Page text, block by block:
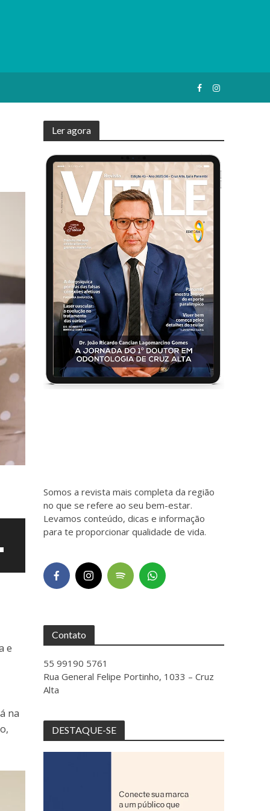
e
na
Ler agora
Somos a revista mais completa da região
no que se refere ao seu bem-estar.
Levamos conteúdo, dicas e informação
para te proporcionar qualidade de vida.
Contato
55 99190 5761
Rua General Felipe Portinho, 1033 – Cruz
Alta
DESTAQUE-SE